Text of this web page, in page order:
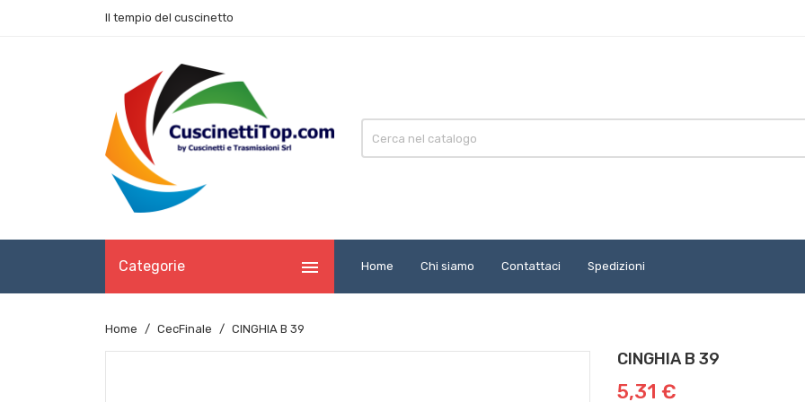
Il tempio del cuscinetto
Categorie  Home Chi siamo Contattaci Spedizioni
Home CecFinale CINGHIA B 39
CINGHIA B 39
5,31 €